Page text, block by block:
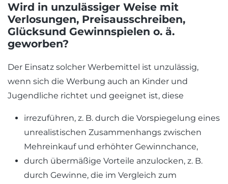
Wird in unzulässiger Weise mit
Verlosungen, Preisausschreiben,
Glücksund Gewinnspielen o. ä.
geworben?
Der Einsatz solcher Werbemittel ist unzulässig,
wenn sich die Werbung auch an Kinder und
Jugendliche richtet und geeignet ist, diese
irrezuführen, z. B. durch die Vorspiegelung eines
unrealistischen Zusammenhangs zwischen
Mehreinkauf und erhöhter Gewinnchance,
durch übermäßige Vorteile anzulocken, z. B.
durch Gewinne, die im Vergleich zum